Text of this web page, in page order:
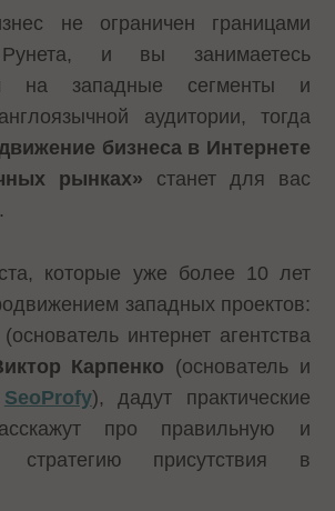
не ограничен границами
и вы занимаетесь
на западные сегменты и
аудитории, тогда
бизнеса в Интернете
рынках» станет для вас
которые уже более 10 лет
западных проектов:
(основатель интернет агентства
Карпенко (основатель и
SeoProfy), дадут практические
про правильную и
стратегию присутствия в